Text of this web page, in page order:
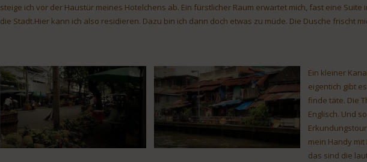
steige ich vor der Haustür meines Hotelchens ab. Ein fürstlicher Raum erwartet mich, fast eine Suite
die Stadt.Hier kann ich also residieren. Dazu bin ich dann doch etwas zu müde. Die Dusche frischt
Ein kleiner
eigentich gibt
finde täte. Die
Englisch. Und
mein Handy
das sind die